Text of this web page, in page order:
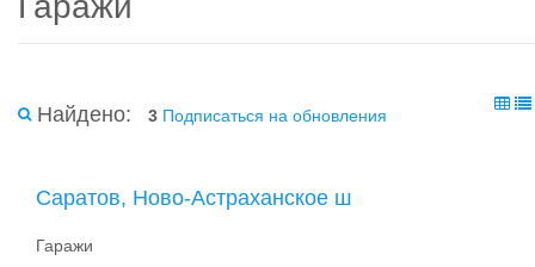
Найдено: 3 Подписаться на обновления
Саратов, Ново-Астраханское ш
Гаражи